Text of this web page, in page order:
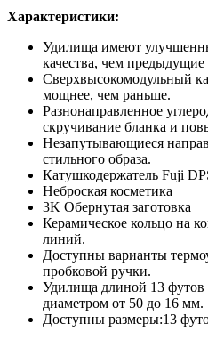
Характеристики:
Удилища имеют
качества, чем
Сверхвысокомодульный
мощнее, чем раньше.
Разнонаправленное
скручивание бланка и
Незапутывающиеся
стильного образа.
Катушкодержатель Fuji
Неброская косметика
3K Обернутая заготовка
Керамическое кольцо на
линий.
Доступны варианты
пробковой ручки.
Удилища длиной 13
диаметром от 50 до 16 мм.
Доступны размеры:13